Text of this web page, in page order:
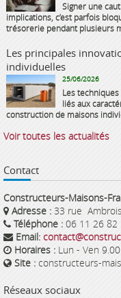
Signer une
implications, c’est parfois
trésorerie pendant plusieurs
Les principales
individuelles
25/06/2026
Les
liés aux
construction de maisons
Voir toutes les actualités
Contact
Constructeurs-Maisons-
Adresse : 33 rue
Téléphone : 06 11 26 82
Email:
Horaires : Lun - Ven
Site : constructeurs-
Réseaux sociaux